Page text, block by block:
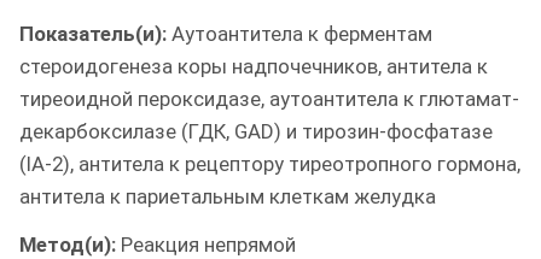
Показатель(и): Аутоантитела к ферментам
стероидогенеза коры надпочечников, антитела к
тиреоидной пероксидазе, аутоантитела к глютамат-
декарбоксилазе (ГДК, GAD) и тирозин-фосфатазе
(IA-2), антитела к рецептору тиреотропного гормона,
антитела к париетальным клеткам желудка
Метод(и): Реакция непрямой